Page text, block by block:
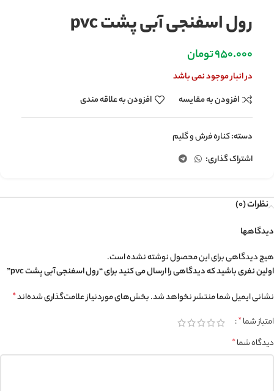
رول اسفنجی آبی پشت pvc
950.000تومان
در انبار موجود نمی باشد
افزودن به مقایسه
افزودن به علاقه مندی
دسته:کناره فرش و گلیم
اشتراک گذاری:
نظرات (0)
دیدگاهها
هیچ دیدگاهی برای این محصول نوشته نشده است.
اولین نفری باشید که دیدگاهی را ارسال می کنید برای “رول اسفنجی آبی پشت pvc”
نشانی ایمیل شما منتشر نخواهد شد.بخش‌های موردنیاز علامت‌گذاری شده‌اند*
امتیاز شما*
دیدگاه شما*